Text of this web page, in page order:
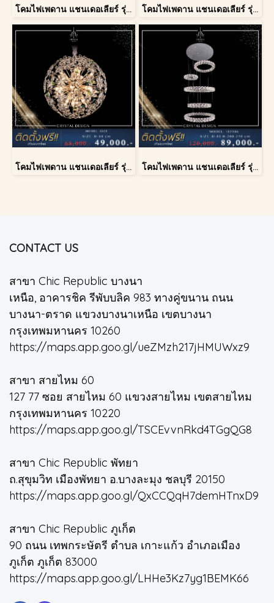
โคมไฟเพดาน แชนเดอเลียร์ รุ่น A028-D40 โคมไฟเพดาน แชนเดอเลียร์ รุ่น 1227
โคมไฟเพดาน แชนเดอเลียร์ รุ่น A028-D60 โคมไฟเพดาน แชนเดอเลียร์ รุ่น 183586
CONTACT US
สาขา Chic Republic บางนา
เหนือ, อาคารชิค รีพับบลิค 983 ทางคู่ขนาน ถนน
บางนา-ตราด แขวงบางนาเหนือ เขตบางนา
กรุงเทพมหานคร 10260
https://maps.app.goo.gl/ueZMzh217jHMUWxz9
สาขา สายไหม 60
127 77 ซอย สายไหม 60 แขวงสายไหม เขตสายไหม
กรุงเทพมหานคร 10220
https://maps.app.goo.gl/TSCEvvnRkd4TGgQG8
สาขา Chic Republic พัทยา
ถ.สุขุมวิท เมืองพัทยา อ.บางละมุง ชลบุรี 20150
https://maps.app.goo.gl/QxCCQqH7demHTnxD9
สาขา Chic Republic ภูเก็ต
90 ถนน เทพกระษัตรี ตำบล เกาะแก้ว อำเภอเมือง
ภูเก็ต ภูเก็ต 83000
https://maps.app.goo.gl/LHHe3Kz7yg1BEMK66